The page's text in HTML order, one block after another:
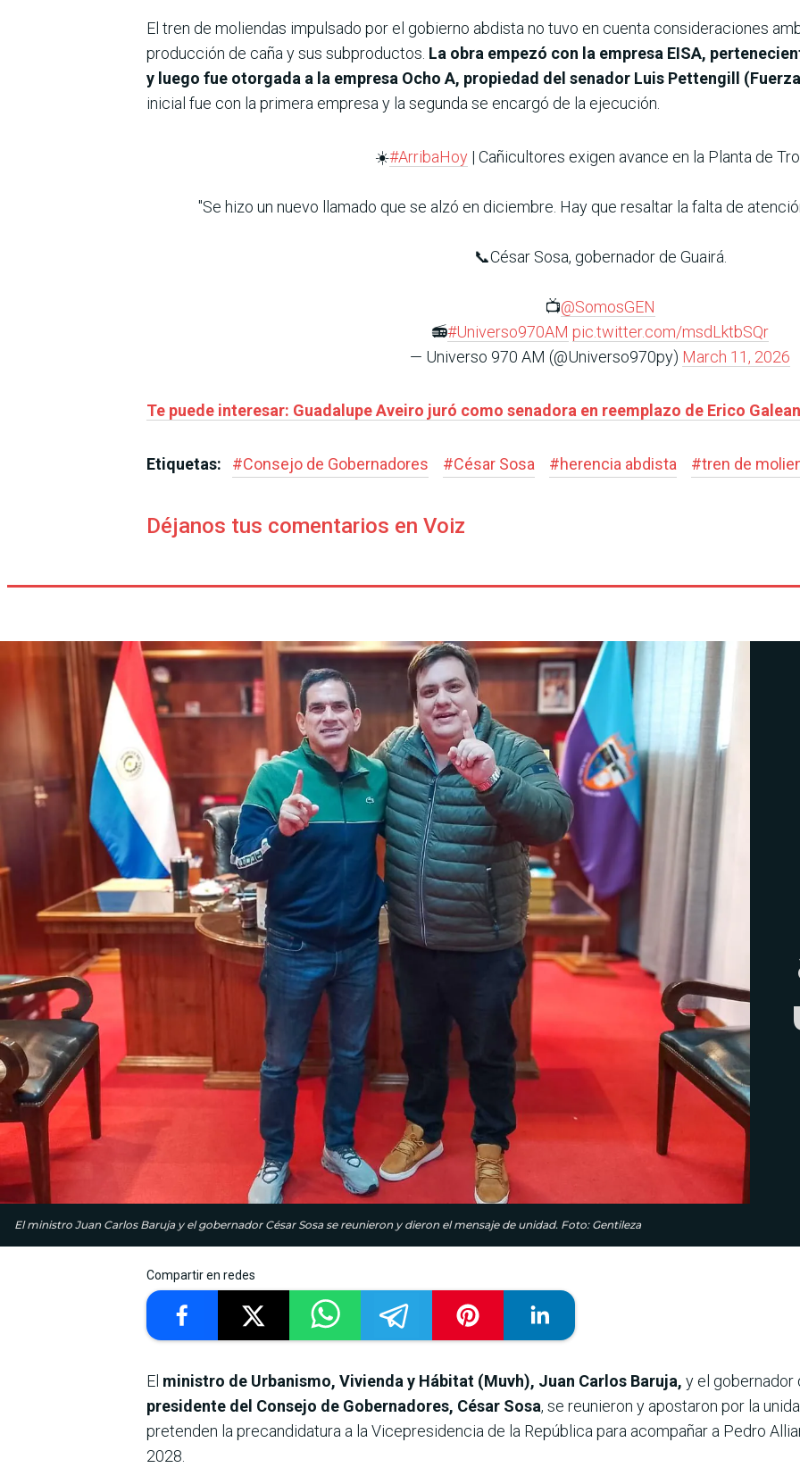
El tren de moliendas impulsado por el gobierno abdista no tuvo en cuenta consideraciones
producción de caña y sus subproductos. La obra empezó con la empresa EISA,
y luego fue otorgada a la empresa Ocho A, propiedad del senador Luis Pettengill
inicial fue con la primera empresa y la segunda se encargó de la ejecución.
☀️#ArribaHoy| Cañicultores exigen avance en la Planta de
"Se hizo un nuevo llamado que se alzó en diciembre. Hay que resaltar la falta de
📞César Sosa, gobernador de Guairá.
📺@SomosGEN
📻#Universo970AM pic.twitter.com/msdLktbSQr
— Universo 970 AM (@Universo970py) March 11, 2026
Te puede interesar: Guadalupe Aveiro juró como senadora en reemplazo de Erico
Etiquetas: #Consejo de Gobernadores #César Sosa #herencia abdista #tren de
Déjanos tus comentarios en Voiz
El ministro Juan Carlos Baruja y el gobernador César Sosa se reunieron y dieron el mensaje de unidad. Foto: Gentileza
Compartir en redes
El ministro de Urbanismo, Vivienda y Hábitat (Muvh), Juan Carlos Baruja, y el gobernador
presidente del Consejo de Gobernadores, César Sosa, se reunieron y apostaron por la
pretenden la precandidatura a la Vicepresidencia de la República para acompañar a Pedro
2028.